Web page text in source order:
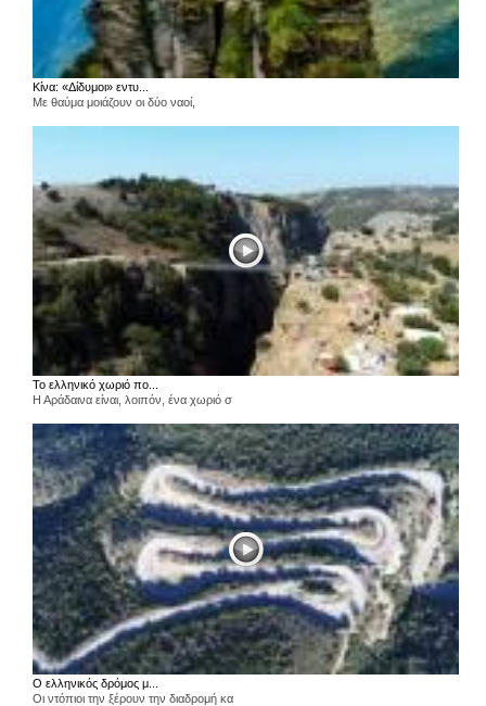
Κίνα: «Δίδυμοι» εντυ...
Με θαύμα μοιάζουν οι δύο ναοί,
Το ελληνικό χωριό πο...
Η Αράδαινα είναι, λοιπόν, ένα χωριό σ
Ο ελληνικός δρόμος μ...
Οι ντόπιοι την ξέρουν την διαδρομή κα